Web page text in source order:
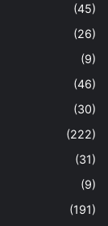
(45)
(26)
(9)
(46)
(30)
(222)
(31)
(9)
(191)